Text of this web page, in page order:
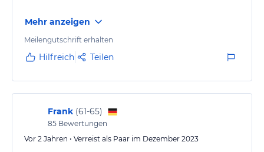
Mehr anzeigen
Meilengutschrift erhalten
Hilfreich Teilen
Frank (61-65)
85 Bewertungen
Vor 2 Jahren • Verreist als Paar im Dezember 2023